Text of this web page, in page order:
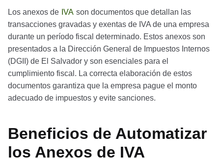
Los anexos de IVA son documentos que detallan las
transacciones gravadas y exentas de IVA de una empresa
durante un período fiscal determinado. Estos anexos son
presentados a la Dirección General de Impuestos Internos
(DGII) de El Salvador y son esenciales para el
cumplimiento fiscal. La correcta elaboración de estos
documentos garantiza que la empresa pague el monto
adecuado de impuestos y evite sanciones.
Beneficios de Automatizar
los Anexos de IVA